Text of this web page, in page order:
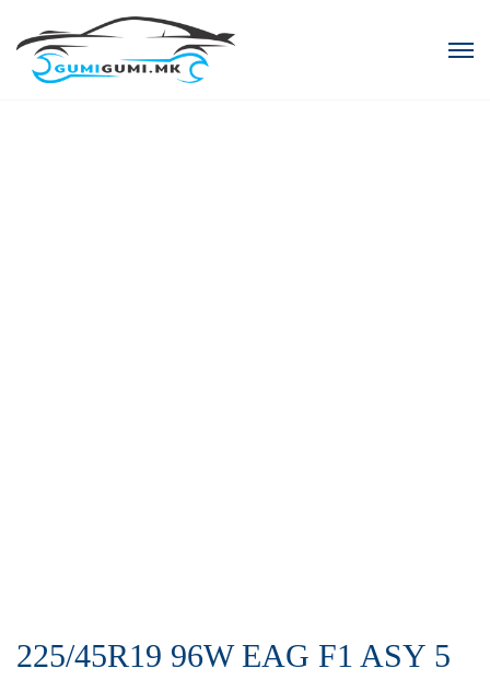
225/45R19 96W EAG F1 ASY 5